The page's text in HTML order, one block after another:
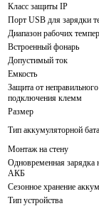
Класс защиты IP
Порт USB для зарядки
Диапазон рабочих
Встроенный фонарь
Допустимый ток
Емкость
Защита от неправильного
подключения клемм
Размер
Тип аккумуляторной
Монтаж на стену
Одновременная зарядка
АКБ
Сезонное хранение
Тип устройства